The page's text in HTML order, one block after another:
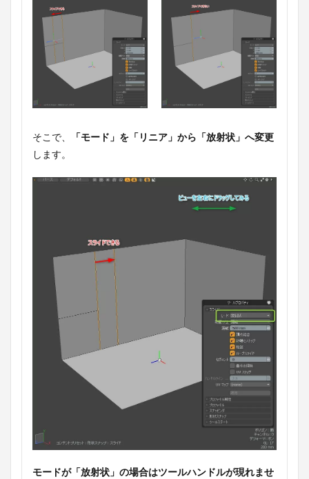
そこで、
「モード」を「リニア」から「放射状」へ変更
します。
モードが「放射状」の場合はツールハンドルが現れませ